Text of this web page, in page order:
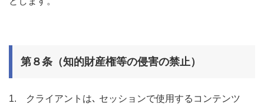
第８条（知的財産権等の侵害の禁止）
1. クライアントは､ セッションで使用するコンテンツ